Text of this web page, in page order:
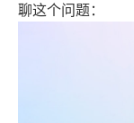
聊这个问题：